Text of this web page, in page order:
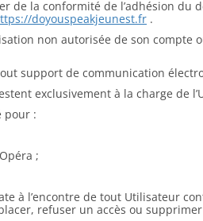
de la conformité de l’adhésion
doyouspeakjeunest.fr .
non autorisée de son
support de communication
exclusivement à la charge de
pour :
;
à l’encontre de tout Utilisateur
refuser un accès ou